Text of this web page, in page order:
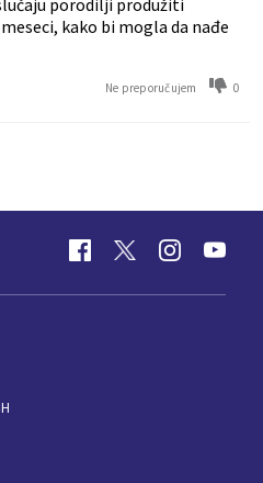
porodilji produžiti
kako bi mogla da nađe
Ne preporučujem 0